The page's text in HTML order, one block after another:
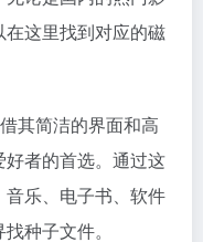
这里找到对应的磁
其简洁的界面和高
者的首选。通过这
乐、电子书、软件
种子文件。